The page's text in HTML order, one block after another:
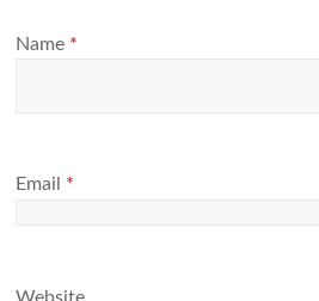
Name *
Email *
Website